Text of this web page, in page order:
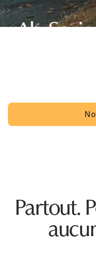
Ah,
Partout.